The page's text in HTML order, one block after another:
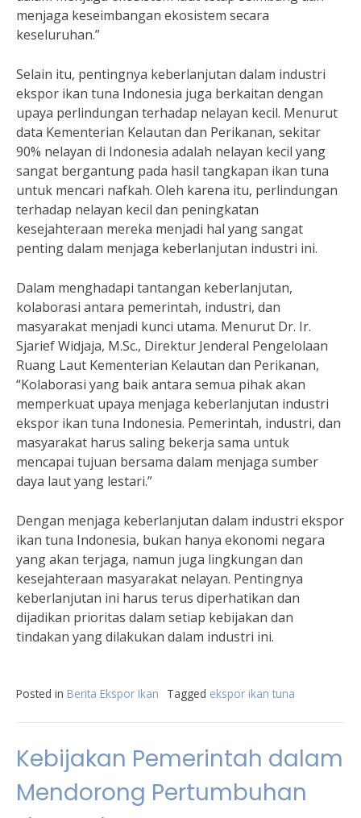
menjaga keseimbangan ekosistem secara
keseluruhan.”
Selain itu, pentingnya keberlanjutan dalam industri
ekspor ikan tuna Indonesia juga berkaitan dengan
upaya perlindungan terhadap nelayan kecil. Menurut
data Kementerian Kelautan dan Perikanan, sekitar
90% nelayan di Indonesia adalah nelayan kecil yang
sangat bergantung pada hasil tangkapan ikan tuna
untuk mencari nafkah. Oleh karena itu, perlindungan
terhadap nelayan kecil dan peningkatan
kesejahteraan mereka menjadi hal yang sangat
penting dalam menjaga keberlanjutan industri ini.
Dalam menghadapi tantangan keberlanjutan,
kolaborasi antara pemerintah, industri, dan
masyarakat menjadi kunci utama. Menurut Dr. Ir.
Sjarief Widjaja, M.Sc., Direktur Jenderal Pengelolaan
Ruang Laut Kementerian Kelautan dan Perikanan,
“Kolaborasi yang baik antara semua pihak akan
memperkuat upaya menjaga keberlanjutan industri
ekspor ikan tuna Indonesia. Pemerintah, industri, dan
masyarakat harus saling bekerja sama untuk
mencapai tujuan bersama dalam menjaga sumber
daya laut yang lestari.”
Dengan menjaga keberlanjutan dalam industri ekspor
ikan tuna Indonesia, bukan hanya ekonomi negara
yang akan terjaga, namun juga lingkungan dan
kesejahteraan masyarakat nelayan. Pentingnya
keberlanjutan ini harus terus diperhatikan dan
dijadikan prioritas dalam setiap kebijakan dan
tindakan yang dilakukan dalam industri ini.
Posted in Berita Ekspor Ikan Tagged ekspor ikan tuna
Kebijakan Pemerintah dalam
Mendorong Pertumbuhan